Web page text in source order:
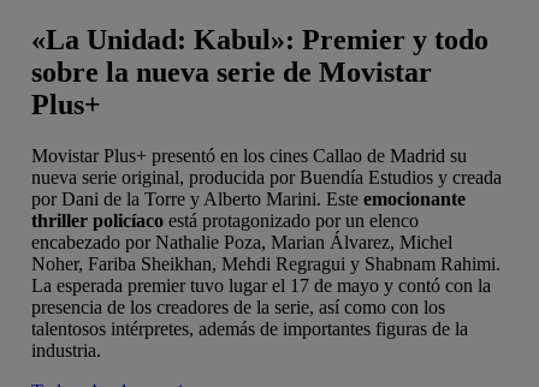
«La Unidad: Kabul»: Premier y todo
sobre la nueva serie de Movistar
Plus+
Movistar Plus+ presentó en los cines Callao de Madrid su
nueva serie original, producida por Buendía Estudios y creada
por Dani de la Torre y Alberto Marini. Este emocionante
thriller policíaco está protagonizado por un elenco
encabezado por Nathalie Poza, Marian Álvarez, Michel
Noher, Fariba Sheikhan, Mehdi Regragui y Shabnam Rahimi.
La esperada premier tuvo lugar el 17 de mayo y contó con la
presencia de los creadores de la serie, así como con los
talentosos intérpretes, además de importantes figuras de la
industria.